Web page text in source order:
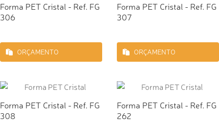
Forma PET Cristal - Ref. FG
306
ORÇAMENTO
Forma PET Cristal - Ref. FG
307
ORÇAMENTO
Forma PET Cristal - Ref. FG
308
Forma PET Cristal - Ref. FG
262